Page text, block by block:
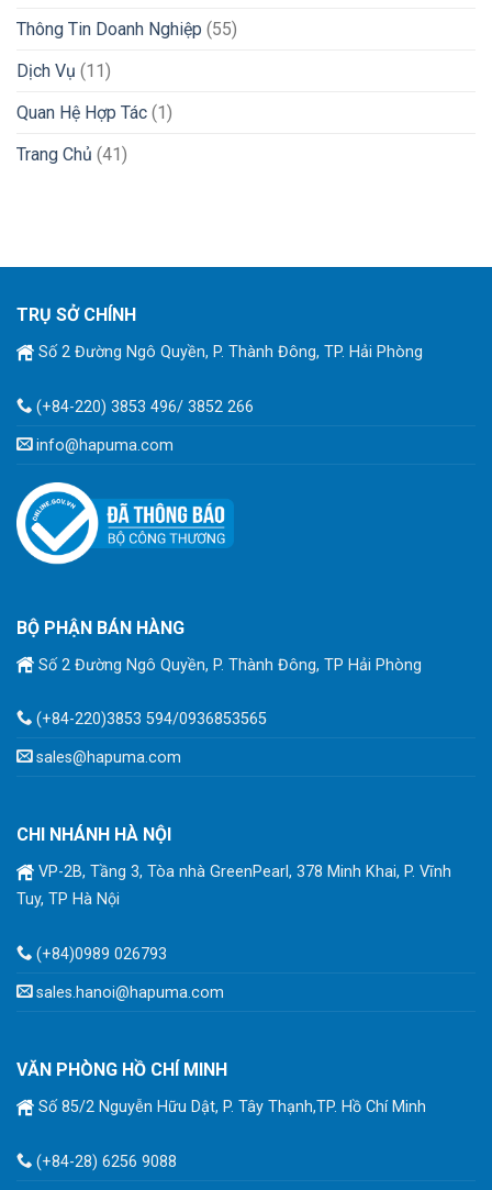
Thông Tin Doanh Nghiệp (55)
Dịch Vụ (11)
Quan Hệ Hợp Tác (1)
Trang Chủ (41)
TRỤ SỞ CHÍNH
Số 2 Đường Ngô Quyền, P. Thành Đông, TP. Hải Phòng
(+84-220) 3853 496/ 3852 266
info@hapuma.com
BỘ PHẬN BÁN HÀNG
Số 2 Đường Ngô Quyền, P. Thành Đông, TP Hải Phòng
(+84-220)3853 594/0936853565
sales@hapuma.com
CHI NHÁNH HÀ NỘI
VP-2B, Tầng 3, Tòa nhà GreenPearl, 378 Minh Khai, P. Vĩnh
Tuy, TP Hà Nội
(+84)0989 026793
sales.hanoi@hapuma.com
VĂN PHÒNG HỒ CHÍ MINH
Số 85/2 Nguyễn Hữu Dật, P. Tây Thạnh,TP. Hồ Chí Minh
(+84-28) 6256 9088